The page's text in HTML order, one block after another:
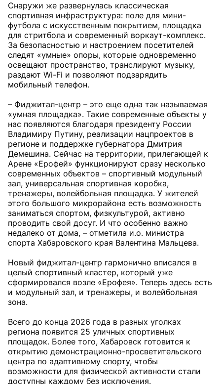
Снаружи же развернулась классическая
спортивная инфраструктура: поле для мини-
футбола с искусственным покрытием, площадка
для стритбола и современный воркаут-комплекс.
За безопасностью и настроением посетителей
следят «умные» опоры, которые одновременно
освещают пространство, транслируют музыку,
раздают Wi-Fi и позволяют подзарядить
мобильный телефон.
– Фиджитал-центр – это еще одна так называемая
«умная площадка». Такие современные объекты у
нас появляются благодаря президенту России
Владимиру Путину, реализации нацпроектов в
регионе и поддержке губернатора Дмитрия
Демешина. Сейчас на территории, прилегающей к
Арене «Ерофей» функционируют сразу несколько
современных объектов – спортивный модульный
зал, универсальная спортивная коробка,
тренажеры, волейбольная площадка. У жителей
этого большого микрорайона есть возможность
заниматься спортом, физкультурой, активно
проводить свой досуг. И что особенно важно
недалеко от дома, – отметила и.о. министра
спорта Хабаровского края Валентина Мальцева.
Новый фиджитал-центр гармонично вписался в
целый спортивный кластер, который уже
сформировался возле «Ерофея». Теперь здесь есть
и модульный зал, и тренажеры, и волейбольная
зона.
Всего до конца 2026 года в разных уголках
региона появится 25 уличных спортивных
площадок. Более того, Хабаровск готовится к
открытию демонстрационно-просветительского
центра по адаптивному спорту, чтобы
возможности для физической активности стали
доступны каждому без исключения.